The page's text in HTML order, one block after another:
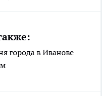
города в Иванове